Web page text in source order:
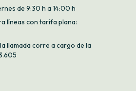
de 9:30 h a 14:00 h
líneas con tarifa plana:
llamada corre a cargo de la